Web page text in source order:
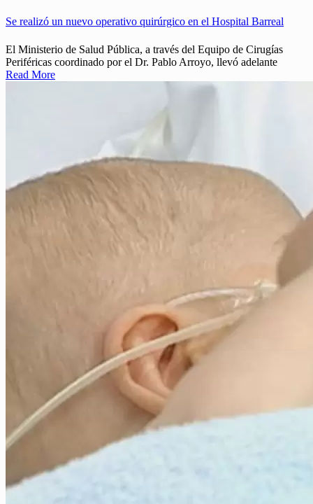
Se realizó un nuevo operativo quirúrgico en el Hospital Barreal
El Ministerio de Salud Pública, a través del Equipo de Cirugías
Periféricas coordinado por el Dr. Pablo Arroyo, llevó adelante
Read More